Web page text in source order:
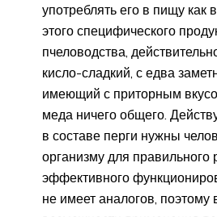
употреблять его в пищу как
этого специфического
пчеловодства,
кисло-сладкий, с едва
имеющий с приторным
меда ничего общего.
в составе перги нужны
организму для правильного
эффективного
не имеет аналогов, поэтому